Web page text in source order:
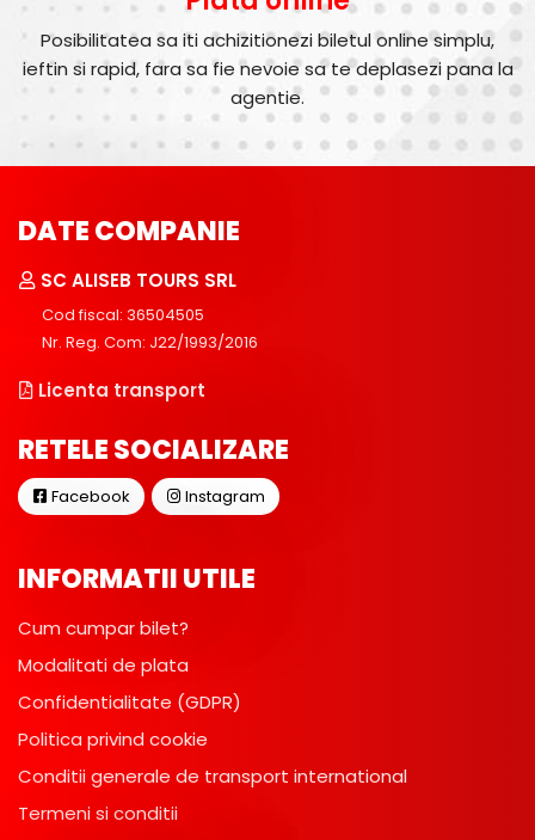
Posibilitatea sa iti achizitionezi biletul online simplu,
ieftin si rapid, fara sa fie nevoie sa te deplasezi pana la
agentie.
DATE COMPANIE
SC ALISEB TOURS SRL
Cod fiscal: 36504505
Nr. Reg. Com: J22/1993/2016
Licenta transport
RETELE SOCIALIZARE
Facebook Instagram
INFORMATII UTILE
Cum cumpar bilet?
Modalitati de plata
Confidentialitate (GDPR)
Politica privind cookie
Conditii generale de transport international
Termeni si conditii